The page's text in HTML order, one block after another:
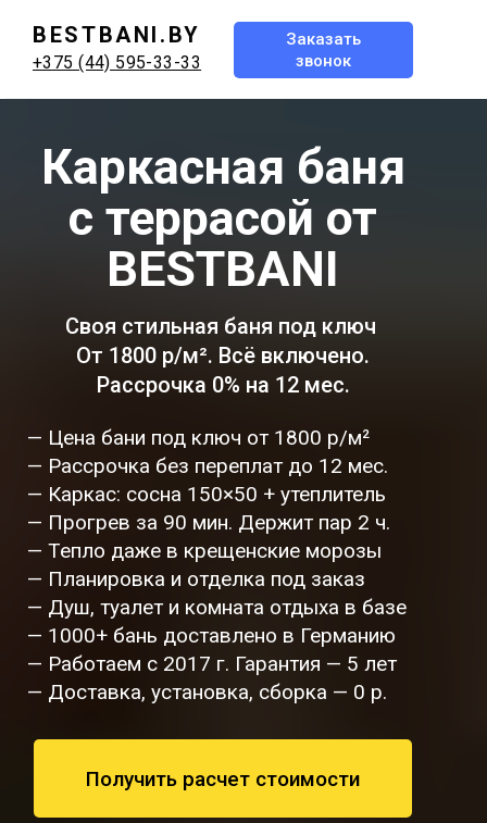
+375 (44) 595-33-33
Заказать
звонок
BESTBANI.BY
Своя стильная баня под ключ
От 1800 р/м². Всё включено.
Рассрочка 0% на 12 мес.
— Цена бани под ключ от 1800 р/м²
— Рассрочка без переплат до 12 мес.
— Каркас: сосна 150×50 + утеплитель
— Прогрев за 90 мин. Держит пар 2 ч.
— Тепло даже в крещенские морозы
— Планировка и отделка под заказ
— Душ, туалет и комната отдыха в базе
— 1000+ бань доставлено в Германию
— Работаем с 2017 г. Гарантия — 5 лет
— Доставка, установка, сборка — 0 р.
Получить расчет стоимости
Каркасная баня
с террасой от
BESTBANI